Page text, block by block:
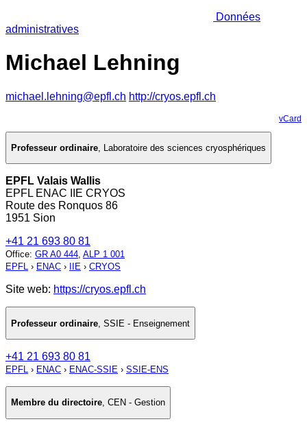
Données
administratives
Michael Lehning
michael.lehning@epfl.ch http://cryos.epfl.ch
vCard
Professeur ordinaire, Laboratoire des sciences cryosphériques
EPFL Valais Wallis
EPFL ENAC IIE CRYOS
Route des Ronquos 86
1951 Sion
+41 21 693 80 81
Office: GR A0 444, ALP 1 001
EPFL › ENAC › IIE › CRYOS
Site web: https://cryos.epfl.ch
Professeur ordinaire SSIE - Enseignement
+41 21 693 80 81
EPFL › ENAC › ENAC-SSIE › SSIE-ENS
Membre du directoire, CEN - Gestion